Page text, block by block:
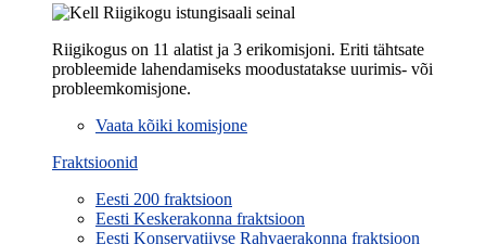
Riigikogus on 11 alatist ja 3 erikomisjoni. Eriti tähtsate
probleemide lahendamiseks moodustatakse uurimis- või
probleemkomisjone.
Vaata kõiki komisjone
Fraktsioonid
Eesti 200 fraktsioon
Eesti Keskerakonna fraktsioon
Eesti Konservatiivse Rahvaerakonna fraktsioon